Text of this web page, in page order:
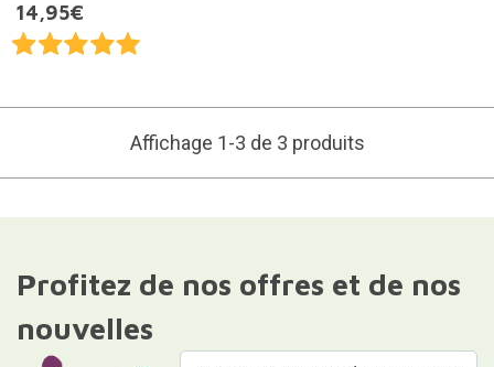
14,95€
Affichage 1-3 de 3 produits
Profitez de nos offres et de nos
nouvelles